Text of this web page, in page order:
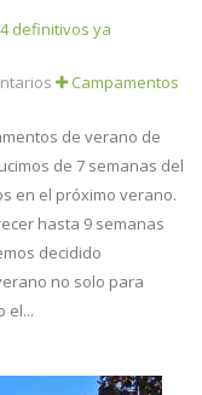
definitivos ya
Campamentos
de verano de
de 7 semanas del
en el próximo verano.
hasta 9 semanas
decidido
no solo para
el...